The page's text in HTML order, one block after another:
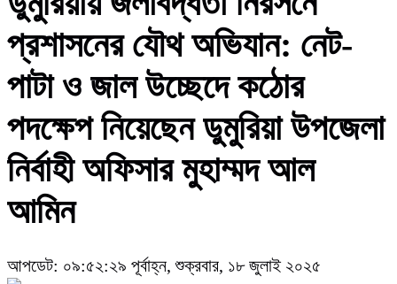
প্রশাসনের যৌথ অভিযান: নেট-
পাটা ও জাল উচ্ছেদে কঠোর
পদক্ষেপ নিয়েছেন ডুমুরিয়া উপজেলা
নির্বাহী অফিসার মুহাম্মদ আল
আমিন
আপডেট: ০৯:৫২:২৯ পূর্বাহ্ন, শুক্রবার, ১৮ জুলাই ২০২৫